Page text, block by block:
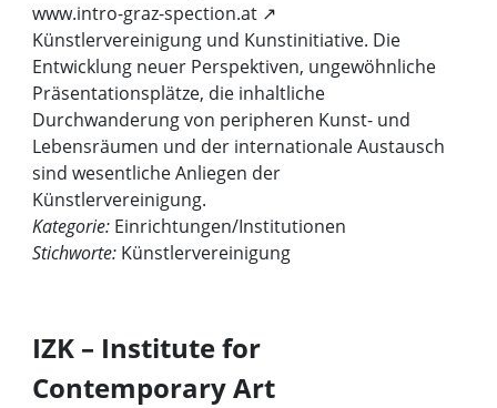
www.intro-graz-spection.at ↗
Künstlervereinigung und Kunstinitiative. Die
Entwicklung neuer Perspektiven, ungewöhnliche
Präsentationsplätze, die inhaltliche
Durchwanderung von peripheren Kunst- und
Lebensräumen und der internationale Austausch
sind wesentliche Anliegen der
Künstlervereinigung.
Kategorie: Einrichtungen/Institutionen
Stichworte: Künstlervereinigung
IZK – Institute for
Contemporary Art